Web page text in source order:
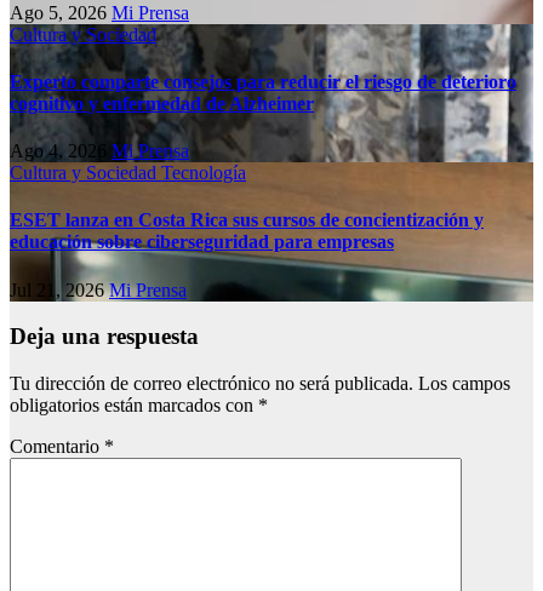
Ago 5, 2026 Mi Prensa
Cultura y Sociedad
Experto comparte consejos para reducir el riesgo de deterioro
cognitivo у enfermedad de Alzheimer
Ago 4, 2026 Mi Prensa
Cultura y Sociedad Tecnología
ESET lanza en Costa Rica sus cursos de concientización y
educación sobre ciberseguridad para empresas
Jul 21, 2026Mi Prensa
Deja una respuesta
Tu dirección de correo electrónico no será publicada. Los campos
obligatorios están marcados con *
Comentario *